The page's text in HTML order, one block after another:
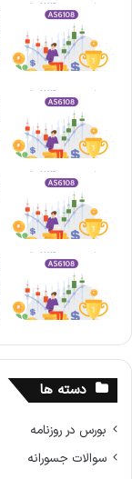
دسته ها
بورس در روزنامه
سوالات جسورانه